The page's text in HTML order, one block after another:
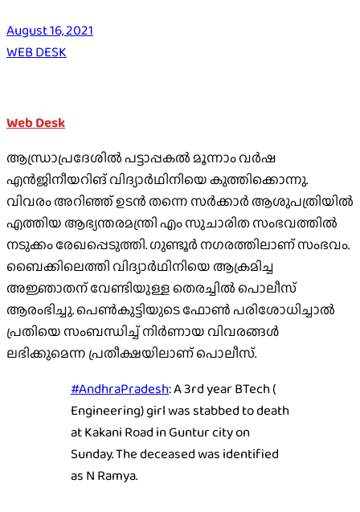
August 16, 2021
WEB DESK
Web Desk
ആന്ധ്രാപ്രദേശില്‍ പട്ടാപ്പകല്‍ മൂന്നാം വര്‍ഷ
എന്‍ജിനീയറിങ് വിദ്യാര്‍ഥിനിയെ കുത്തിക്കൊന്നു.
വിവരം അറിഞ്ഞ് ഉടന്‍ തന്നെ സര്‍ക്കാര്‍ ആശുപത്രിയില്‍
എത്തിയ ആഭ്യന്തരമന്ത്രി എം സുചാരിത സംഭവത്തില്‍
നടുക്കം രേഖപ്പെടുത്തി. ഗുണ്ടൂര്‍ നഗരത്തിലാണ് സംഭവം.
ബൈക്കിലെത്തി വിദ്യാര്‍ഥിനിയെ ആക്രമിച്ച
അജ്ഞാതന് വേണ്ടിയുള്ള തെരച്ചില്‍ പൊലീസ്
ആരംഭിച്ചു. പെണ്‍കുട്ടിയുടെ ഫോണ്‍ പരിശോധിച്ചാല്‍
പ്രതിയെ സംബന്ധിച്ച്‌ നിര്‍ണായ വിവരങ്ങള്‍
ലഭിക്കുമെന്ന പ്രതീക്ഷയിലാണ് പൊലീസ്.
#AndhraPradesh: A 3rd year BTech (
Engineering) girl was stabbed to death
at Kakani Road in Guntur city on
Sunday. The deceased was identified
as N Ramya.